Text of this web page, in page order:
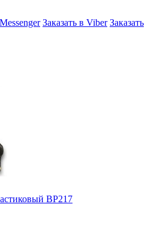
Заказать в Viber Заказать
BP217